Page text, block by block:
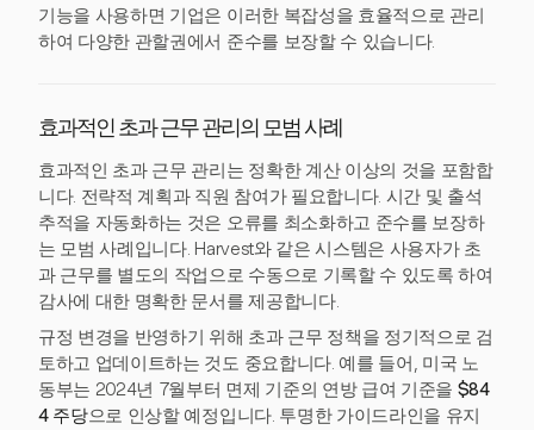
기능을 사용하면 기업은 이러한 복잡성을 효율적으로 관리
하여 다양한 관할권에서 준수를 보장할 수 있습니다.
효과적인 초과 근무 관리의 모범 사례
효과적인 초과 근무 관리는 정확한 계산 이상의 것을 포함합
니다. 전략적 계획과 직원 참여가 필요합니다. 시간 및 출석
추적을 자동화하는 것은 오류를 최소화하고 준수를 보장하
는 모범 사례입니다. Harvest와 같은 시스템은 사용자가 초
과 근무를 별도의 작업으로 수동으로 기록할 수 있도록 하여
감사에 대한 명확한 문서를 제공합니다.
규정 변경을 반영하기 위해 초과 근무 정책을 정기적으로 검
토하고 업데이트하는 것도 중요합니다. 예를 들어, 미국 노
동부는 2024년 7월부터 면제 기준의 연방 급여 기준을 $84
4 주당으로 인상할 예정입니다. 투명한 가이드라인을 유지